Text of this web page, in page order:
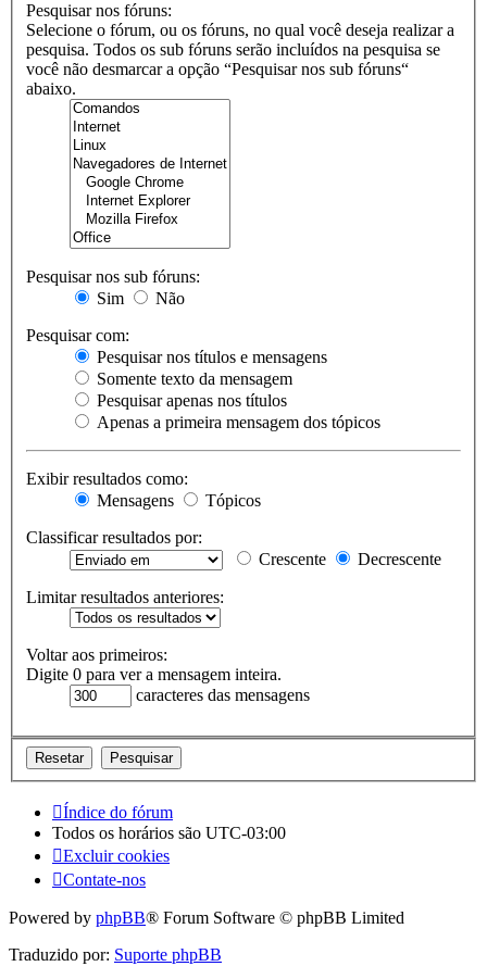
Pesquisar nos fóruns:
Selecione o fórum, ou os fóruns, no qual você deseja realizar a
pesquisa. Todos os sub fóruns serão incluídos na pesquisa se
você não desmarcar a opção “Pesquisar nos sub fóruns“
abaixo.
Pesquisar nos sub fóruns:
Sim
Não
Pesquisar com:
Pesquisar nos títulos e mensagens
Somente texto da mensagem
Pesquisar apenas nos títulos
Apenas a primeira mensagem dos tópicos
Exibir resultados como:
Mensagens
Tópicos
Classificar resultados por:
Crescente
Decrescente
Limitar resultados anteriores:
Voltar aos primeiros:
Digite 0 para ver a mensagem inteira.
caracteres das mensagens
Índice do fórum
Todos os horários são UTC-03:00
Excluir cookies
Contate-nos
Powered by phpBB® Forum Software © phpBB Limited
Traduzido por: Suporte phpBB